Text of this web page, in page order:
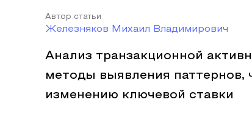
Автор статьи
Железняков Михаил Владимирович
Анализ транзакционной
методы выявления паттернов,
изменению ключевой ставки